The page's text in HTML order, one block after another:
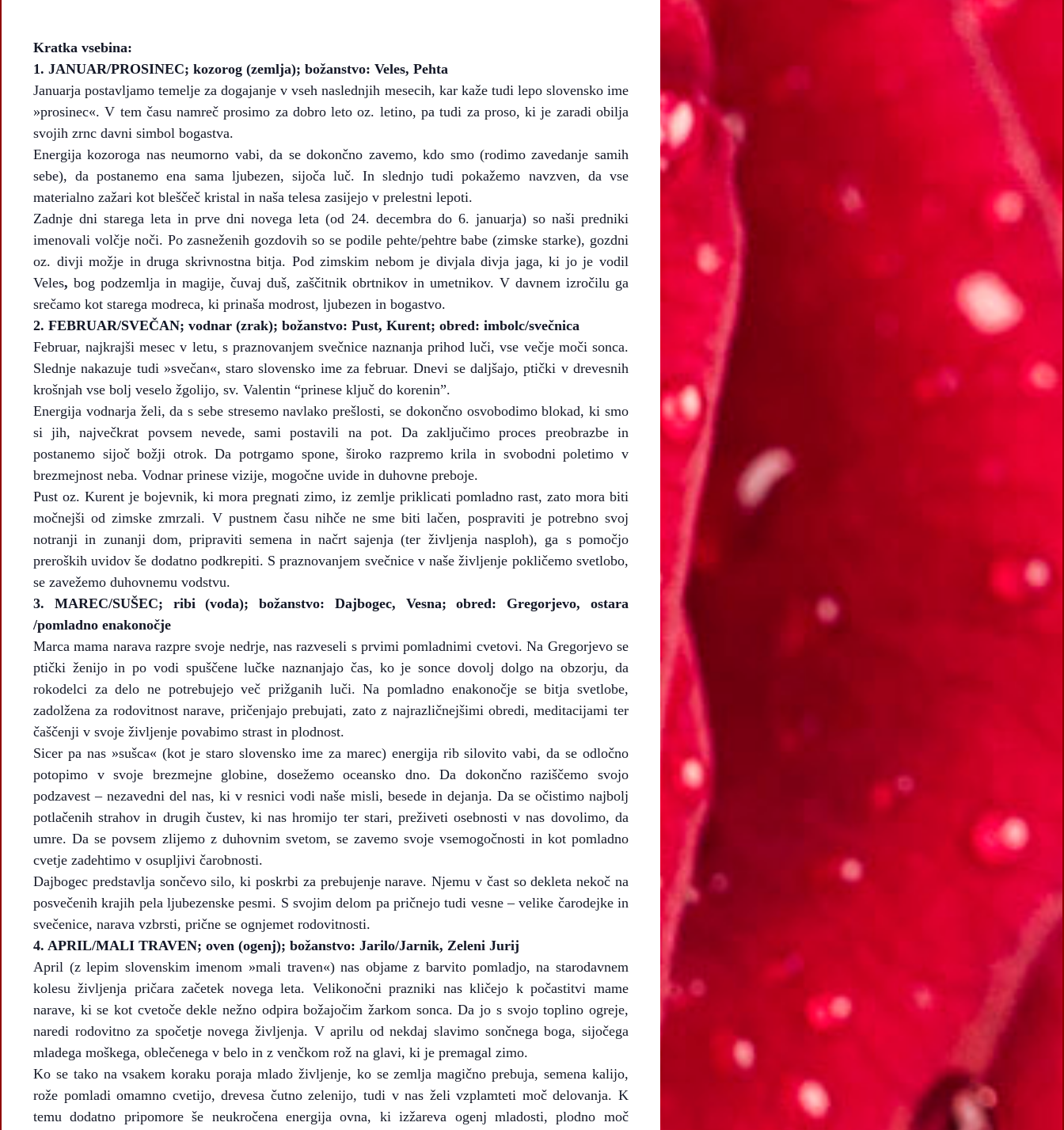
Kratka vsebina:
1. JANUAR/PROSINEC; kozorog (zemlja); božanstvo: Veles, Pehta
Januarja postavljamo temelje za dogajanje v vseh naslednjih mesecih, kar kaže tudi lepo slovensko ime
»prosinec«. V tem času namreč prosimo za dobro leto oz. letino, pa tudi za proso, ki je zaradi obilja
svojih zrnc davni simbol bogastva.
Energija kozoroga nas neumorno vabi, da se dokončno zavemo, kdo smo (rodimo zavedanje samih
sebe), da postanemo ena sama ljubezen, sijoča luč. In slednjo tudi pokažemo navzven, da vse
materialno zažari kot bleščeč kristal in naša telesa zasijejo v prelestni lepoti.
Zadnje dni starega leta in prve dni novega leta (od 24. decembra do 6. januarja) so naši predniki
imenovali volčje noči. Po zasneženih gozdovih so se podile pehte/pehtre babe (zimske starke), gozdni
oz. divji možje in druga skrivnostna bitja. Pod zimskim nebom je divjala divja jaga, ki jo je vodil
Veles, bog podzemlja in magije, čuvaj duš, zaščitnik obrtnikov in umetnikov. V davnem izročilu ga
srečamo kot starega modreca, ki prinaša modrost, ljubezen in bogastvo.
2. FEBRUAR/SVEČAN; vodnar (zrak); božanstvo: Pust, Kurent; obred: imbolc/svečnica
Februar, najkrajši mesec v letu, s praznovanjem svečnice naznanja prihod luči, vse večje moči sonca.
Slednje nakazuje tudi »svečan«, staro slovensko ime za februar. Dnevi se daljšajo, ptički v drevesnih
krošnjah vse bolj veselo žgolijo, sv. Valentin “prinese ključ do korenin”.
Energija vodnarja želi, da s sebe stresemo navlako prešlosti, se dokončno osvobodimo blokad, ki smo
si jih, največkrat povsem nevede, sami postavili na pot. Da zaključimo proces preobrazbe in
postanemo sijoč božji otrok. Da potrgamo spone, široko razpremo krila in svobodni poletimo v
brezmejnost neba. Vodnar prinese vizije, mogočne uvide in duhovne preboje.
Pust oz. Kurent je bojevnik, ki mora pregnati zimo, iz zemlje priklicati pomladno rast, zato mora biti
močnejši od zimske zmrzali. V pustnem času nihče ne sme biti lačen, pospraviti je potrebno svoj
notranji in zunanji dom, pripraviti semena in načrt sajenja (ter življenja nasploh), ga s pomočjo
preroških uvidov še dodatno podkrepiti. S praznovanjem svečnice v naše življenje pokličemo svetlobo,
se zavežemo duhovnemu vodstvu.
3. MAREC/SUŠEC; ribi (voda); božanstvo: Dajbogec, Vesna; obred: Gregorjevo, ostara
/pomladno enakonočje
Marca mama narava razpre svoje nedrje, nas razveseli s prvimi pomladnimi cvetovi. Na Gregorjevo se
ptički ženijo in po vodi spuščene lučke naznanjajo čas, ko je sonce dovolj dolgo na obzorju, da
rokodelci za delo ne potrebujejo več prižganih luči. Na pomladno enakonočje se bitja svetlobe,
zadolžena za rodovitnost narave, pričenjajo prebujati, zato z najrazličnejšimi obredi, meditacijami ter
čaščenji v svoje življenje povabimo strast in plodnost.
Sicer pa nas »sušca« (kot je staro slovensko ime za marec) energija rib silovito vabi, da se odločno
potopimo v svoje brezmejne globine, dosežemo oceansko dno. Da dokončno raziščemo svojo
podzavest – nezavedni del nas, ki v resnici vodi naše misli, besede in dejanja. Da se očistimo najbolj
potlačenih strahov in drugih čustev, ki nas hromijo ter stari, preživeti osebnosti v nas dovolimo, da
umre. Da se povsem zlijemo z duhovnim svetom, se zavemo svoje vsemogočnosti in kot pomladno
cvetje zadehtimo v osupljivi čarobnosti.
Dajbogec predstavlja sončevo silo, ki poskrbi za prebujenje narave. Njemu v čast so dekleta nekoč na
posvečenih krajih pela ljubezenske pesmi. S svojim delom pa pričnejo tudi vesne – velike čarodejke in
svečenice, narava vzbrsti, prične se ognjemet rodovitnosti.
4. APRIL/MALI TRAVEN; oven (ogenj); božanstvo: Jarilo/Jarnik, Zeleni Jurij
April (z lepim slovenskim imenom »mali traven«) nas objame z barvito pomladjo, na starodavnem
kolesu življenja pričara začetek novega leta. Velikonočni prazniki nas kličejo k počastitvi mame
narave, ki se kot cvetoče dekle nežno odpira božajočim žarkom sonca. Da jo s svojo toplino ogreje,
naredi rodovitno za spočetje novega življenja. V aprilu od nekdaj slavimo sončnega boga, sijočega
mladega moškega, oblečenega v belo in z venčkom rož na glavi, ki je premagal zimo.
Ko se tako na vsakem koraku poraja mlado življenje, ko se zemlja magično prebuja, semena kalijo,
rože pomladi omamno cvetijo, drevesa čutno zelenijo, tudi v nas želi vzplamteti moč delovanja. K
temu dodatno pripomore še neukročena energija ovna, ki izžareva ogenj mladosti, plodno moč